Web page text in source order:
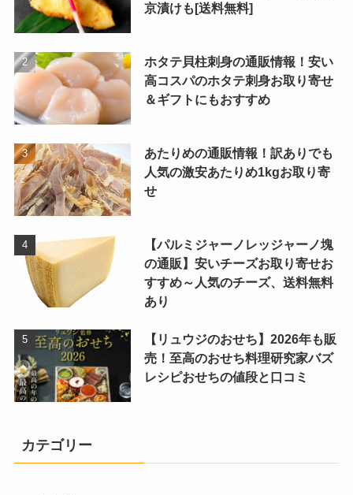
京漬けも[送料無料]
ホタテ貝柱刺身の通販情報！安い
高コスパのホタテ刺身お取り寄せ
＆ギフトにもおすすめ
あたりめの通販情報！訳ありでも
人気の激安あたりめ1kgお取り寄
せ
【パルミジャーノレッジャーノ塊
の通販】安いチーズお取り寄せお
すすめ～人気のチーズ、送料無料
あり
【リュウジのおせち】2026年も販
売！至高のおせち料理研究家バズ
レシピおせちの値段と口コミ
カテゴリー